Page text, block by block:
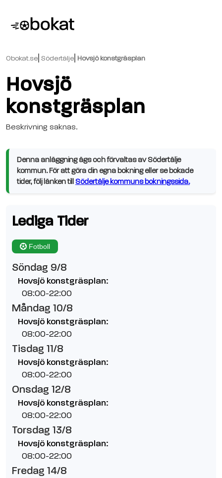
Obokat.se Södertälje Hovsjö konstgräsplan
Hovsjö
konstgräsplan
Beskrivning saknas.
Denna anläggning ägs och förvaltas av Södertälje
kommun. För att göra din egna bokning eller se bokade
tider, följ länken till Södertälje kommuns bokningssida.
Lediga Tider
Fotboll
Söndag 9/8
Hovsjö konstgräsplan:
08:00-22:00
Måndag 10/8
Hovsjö konstgräsplan:
08:00-22:00
Tisdag 11/8
Hovsjö konstgräsplan:
08:00-22:00
Onsdag 12/8
Hovsjö konstgräsplan:
08:00-22:00
Torsdag 13/8
Hovsjö konstgräsplan:
08:00-22:00
Fredag 14/8